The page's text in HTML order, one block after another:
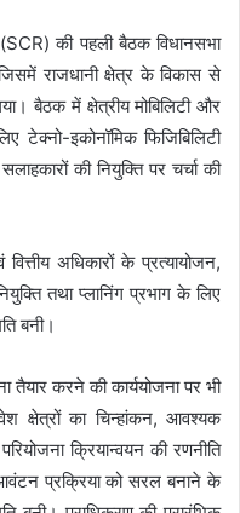
(SCR) की पहली बैठक विधानसभा
राजधानी क्षेत्र के विकास से
बैठक में क्षेत्रीय मोबिलिटी और
टेक्नो-इकोनॉमिक फिजिबिलिटी
की नियुक्ति पर चर्चा की
अधिकारों के प्रत्यायोजन,
तथा प्लानिंग प्रभाग के लिए
बनी।
तैयार करने की कार्ययोजना पर भी
क्षेत्रों का चिन्हांकन, आवश्यक
क्रियान्वयन की रणनीति
प्रक्रिया को सरल बनाने के